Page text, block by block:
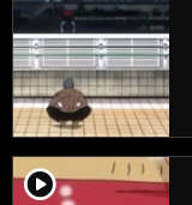
player2